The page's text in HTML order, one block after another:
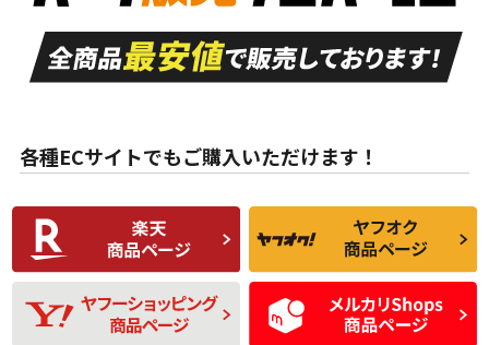
A
走行距離も少なく、
目立つ傷もほとんど
ない中古品
A
走行距離も少なく、
非常に状態の良い中
古品
な中古品
んどない中古品
C
比較的きれいな中古
品
C
られるが、使用に問
題のない中古品
D
使用感や目立つ傷が
あり、一般的な中古
品
D
残り溝も少なく、偏
磨耗がみられ、短期
間使用できるくらい
の中古品
各種ECサイトでもご購入いただけます！